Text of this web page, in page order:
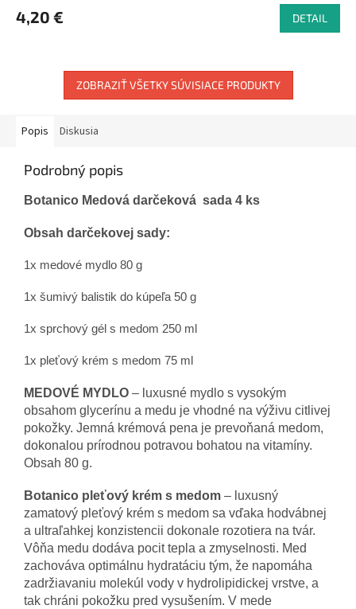
4,20 € DETAIL
ZOBRAZIŤ VŠETKY SÚVISIACE PRODUKTY
Popis Diskusia
Podrobný popis
Botanico Medová darčeková sada 4 ks
Obsah darčekovej sady:
1x medové mydlo 80 g
1x šumivý balistik do kúpeľa 50 g
1x sprchový gél s medom 250 ml
1x pleťový krém s medom 75 ml
MEDOVÉ MYDLO – luxusné mydlo s vysokým
obsahom glycerínu a medu je vhodné na výživu citlivej
pokožky. Jemná krémová pena je prevoňaná medom,
dokonalou prírodnou potravou bohatou na vitamíny.
Obsah 80 g.
Botanico pleťový krém s medom – luxusný
zamatový pleťový krém s medom sa vďaka hodvábnej
a ultraľahkej konzistencii dokonale rozotiera na tvár.
Vôňa medu dodáva pocit tepla a zmyselnosti. Med
zachováva optimálnu hydratáciu tým, že napomáha
zadržiavaniu molekúl vody v hydrolipidickej vrstve, a
tak chráni pokožku pred vysušením. V mede